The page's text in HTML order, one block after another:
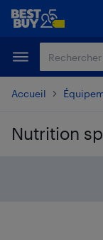
Passer
principal
Passer
Accueil
Nutrition